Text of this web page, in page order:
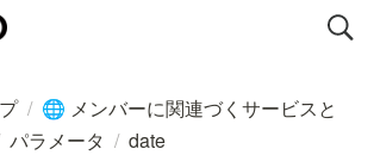
/ 🌐 メンバーに関連づくサービスと
パラメータ / date